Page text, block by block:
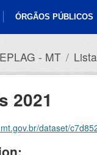
ÓRGÃOS PÚBLICOS
- MT
2021
dataset/